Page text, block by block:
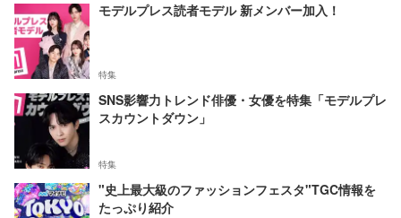
モデルプレス読者モデル 新メンバー加入！
特集
SNS影響力トレンド俳優・女優を特集「モデルプレ
スカウントダウン」
特集
"史上最大級のファッションフェスタ"TGC情報を
たっぷり紹介